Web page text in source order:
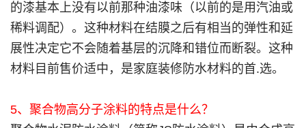
的漆基本上没有以前那种油漆味（以前的是用汽油或
稀料调配）。这种材料在结膜之后有相当的弹性和延
展性决定它不会随着基层的沉降和错位而断裂。这种
材料目前售价适中，是家庭装修防水材料的首.选。
5、聚合物高分子涂料的特点是什么？